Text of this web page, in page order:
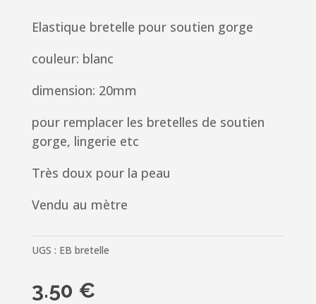
Elastique bretelle pour soutien gorge
couleur: blanc
dimension: 20mm
pour remplacer les bretelles de soutien
gorge, lingerie etc
Très doux pour la peau
Vendu au mètre
UGS : EB bretelle
3.50 €